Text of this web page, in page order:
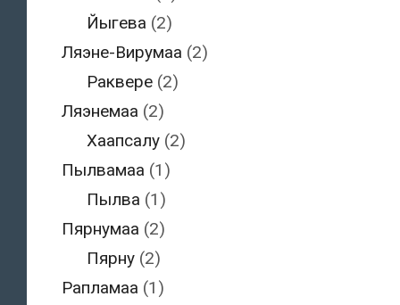
Йыгева (2)
Ляэне-Вирумаа (2)
Раквере (2)
Ляэнемаа (2)
Хаапсалу (2)
Пылвамаа (1)
Пылва (1)
Пярнумаа (2)
Пярну (2)
Рапламаа (1)